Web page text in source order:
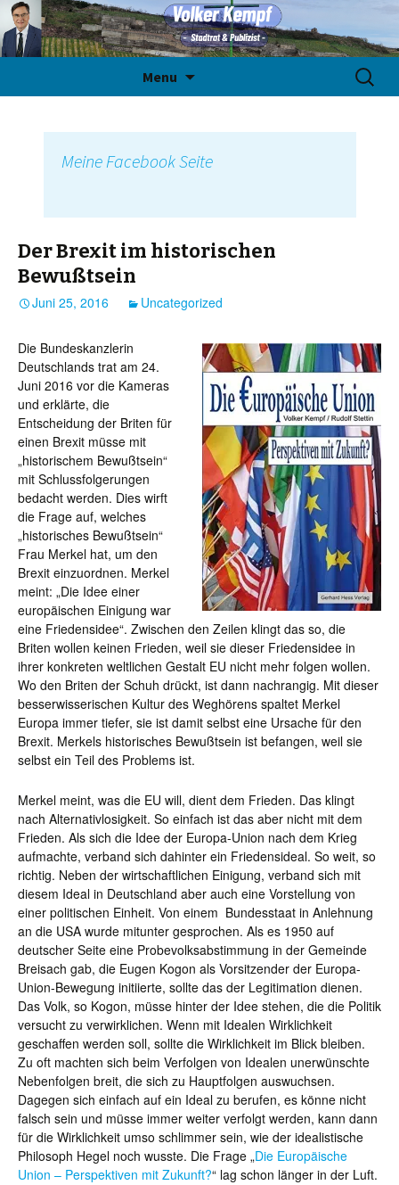
Menu
Suche
nach:
Meine Facebook Seite
Der Brexit im historischen
Bewußtsein
Juni 25, 2016 Uncategorized
Die Bundeskanzlerin
Deutschlands trat am 24.
Juni 2016 vor die Kameras
und erklärte, die
Entscheidung der Briten für
einen Brexit müsse mit
„historischem Bewußtsein“
mit Schlussfolgerungen
bedacht werden. Dies wirft
die Frage auf, welches
„historisches Bewußtsein“
Frau Merkel hat, um den
Brexit einzuordnen. Merkel
meint: „Die Idee einer
europäischen Einigung war
eine Friedensidee“. Zwischen den Zeilen klingt das so, die
Briten wollen keinen Frieden, weil sie dieser Friedensidee in
ihrer konkreten weltlichen Gestalt EU nicht mehr folgen wollen.
Wo den Briten der Schuh drückt, ist dann nachrangig. Mit dieser
besserwisserischen Kultur des Weghörens spaltet Merkel
Europa immer tiefer, sie ist damit selbst eine Ursache für den
Brexit. Merkels historisches Bewußtsein ist befangen, weil sie
selbst ein Teil des Problems ist.
Merkel meint, was die EU will, dient dem Frieden. Das klingt
nach Alternativlosigkeit. So einfach ist das aber nicht mit dem
Frieden. Als sich die Idee der Europa-Union nach dem Krieg
aufmachte, verband sich dahinter ein Friedensideal. So weit, so
richtig. Neben der wirtschaftlichen Einigung, verband sich mit
diesem Ideal in Deutschland aber auch eine Vorstellung von
einer politischen Einheit. Von einem Bundesstaat in Anlehnung
an die USA wurde mitunter gesprochen. Als es 1950 auf
deutscher Seite eine Probevolksabstimmung in der Gemeinde
Breisach gab, die Eugen Kogon als Vorsitzender der Europa-
Union-Bewegung initiierte, sollte das der Legitimation dienen.
Das Volk, so Kogon, müsse hinter der Idee stehen, die die Politik
versucht zu verwirklichen. Wenn mit Idealen Wirklichkeit
geschaffen werden soll, sollte die Wirklichkeit im Blick bleiben.
Zu oft machten sich beim Verfolgen von Idealen unerwünschte
Nebenfolgen breit, die sich zu Hauptfolgen auswuchsen.
Dagegen sich einfach auf ein Ideal zu berufen, es könne nicht
falsch sein und müsse immer weiter verfolgt werden, kann dann
für die Wirklichkeit umso schlimmer sein, wie der idealistische
Philosoph Hegel noch wusste. Die Frage „Die Europäische
Union – Perspektiven mit Zukunft?“ lag schon länger in der Luft.